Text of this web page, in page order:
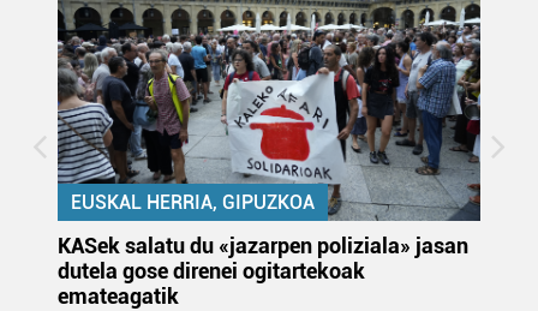
EUSKAL HERRIA, GIPUZKOA
KASek salatu du «jazarpen poliziala» jasan
dutela gose direnei ogitartekoak
emateagatik